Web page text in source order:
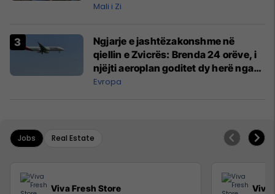
Mali i Zi
Ngjarje e jashtëzakonshme në
qiellin e Zvicrës: Brenda 24 orëve, i
njëjti aeroplan goditet dy herë nga
rrufeja
Evropa
Jobs Real Estate
Viva Fresh Store Viva